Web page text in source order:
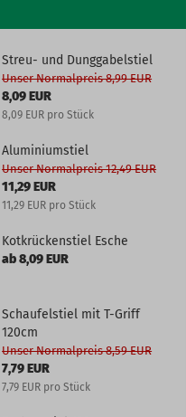
Streu- und Dunggabelstiel
Unser Normalpreis 8,99 EUR
8,09 EUR
8,09 EUR pro Stück
Aluminiumstiel
Unser Normalpreis 12,49 EUR
11,29 EUR
11,29 EUR pro Stück
Kotkrückenstiel Esche
ab 8,09 EUR
Schaufelstiel mit T-Griff
120cm
Unser Normalpreis 8,59 EUR
7,79 EUR
7,79 EUR pro Stück